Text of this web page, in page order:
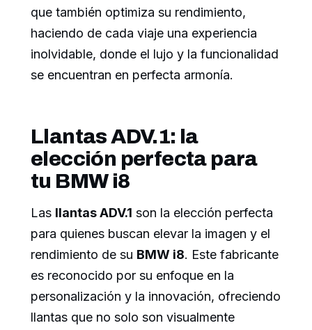
que también optimiza su rendimiento,
haciendo de cada viaje una experiencia
inolvidable, donde el lujo y la funcionalidad
se encuentran en perfecta armonía.
Llantas ADV.1: la
elección perfecta para
tu BMW i8
Las llantas ADV.1 son la elección perfecta
para quienes buscan elevar la imagen y el
rendimiento de su BMW i8. Este fabricante
es reconocido por su enfoque en la
personalización y la innovación, ofreciendo
llantas que no solo son visualmente